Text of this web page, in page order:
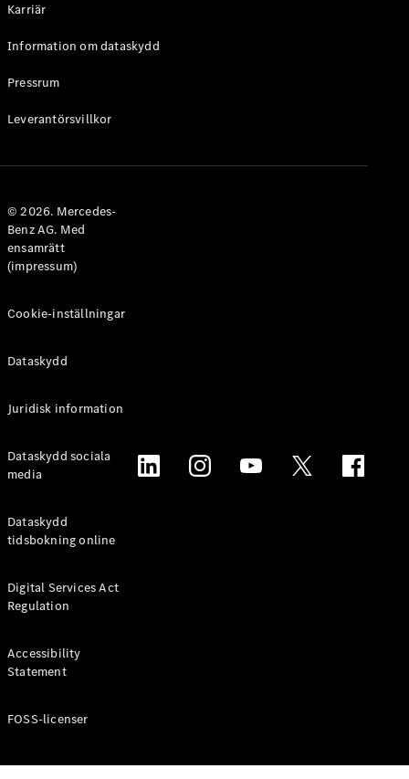
VLE Elektrisk
Mercedes-
Familjebilar
van
Marco Polo
Marco Polo
Horizon
Konfigurator
Store
Karriär
Information om dataskydd
Pressrum
Leverantörsvillkor
© 2026. Mercedes-
Benz AG. Med
ensamrätt
(impressum)
Cookie-inställningar
Dataskydd
Juridisk information
Dataskydd sociala
media
Dataskydd
tidsbokning online
Digital Services Act
Regulation
Accessibility
Statement
FOSS-licenser